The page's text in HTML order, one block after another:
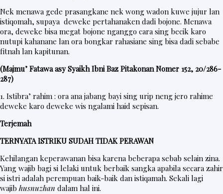
Nek menawa gede prasangkane nek wong wadon kuwe jujur lan
istiqomah, supaya deweke pertahanaken dadi bojone. Menawa
ora, deweke bisa megat bojone nganggo cara sing becik karo
nutupi kahanane lan ora bongkar rahasiane sing bisa dadi sebabe
fitnah lan kapitunan.
(Majmu’ Fatawa asy Syaikh Ibni Baz Pitakonan Nomer 152, 20/286-
287)
1. Istibra’ rahim : ora ana jabang bayi sing urip neng jero rahime
deweke karo deweke wis ngalami haid sepisan.
Terjemah
TERNYATA ISTRIKU SUDAH TIDAK PERAWAN
Kehilangan keperawanan bisa karena beberapa sebab selain zina.
Yang wajib bagi si lelaki untuk berbaik sangka apabila secara zahir
si istri adalah perempuan baik-baik dan istiqamah. Sekali lagi
wajib husnuzhan dalam hal ini.